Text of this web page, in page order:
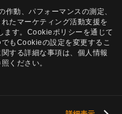
動、パフォーマンスの測定、
たマーケティング活動支援を
ます。Cookieポリシーを通じて
もCookieの設定を変更するこ
する詳細な事項は、個人情報
ください。